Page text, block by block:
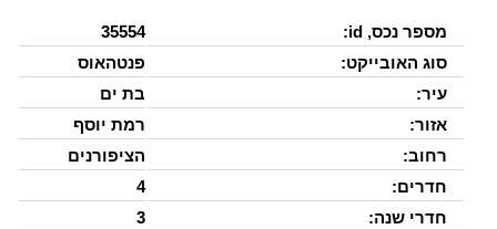
מספר נכס, id:
35554
סוג האובייקט:
פנטהאוס
עיר:
בת ים
אזור:
רמת יוסף
רחוב:
הציפורנים
חדרים:
4
חדרי שנה:
3